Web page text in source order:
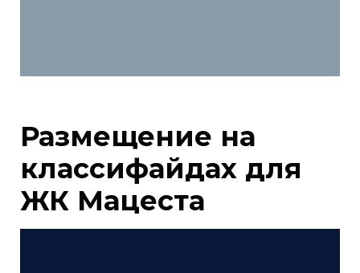
Размещение на
классифайдах для
ЖК Мацеста